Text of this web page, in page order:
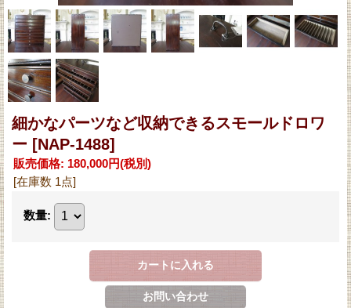
細かなパーツなど収納できるスモールドロワ
ー [NAP-1488]
販売価格: 180,000円(税別)
[在庫数 1点]
数量: